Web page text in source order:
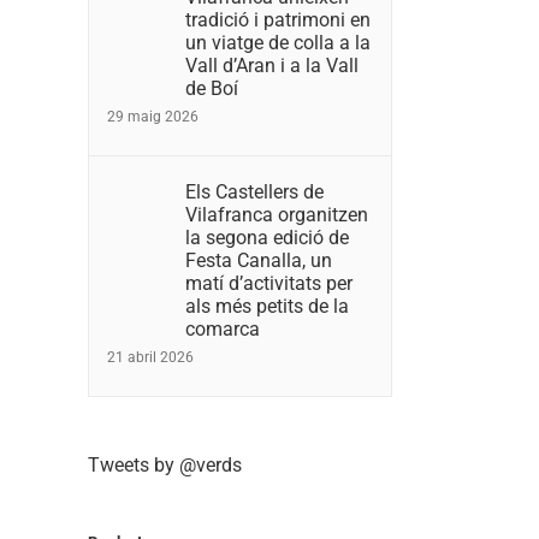
tradició i patrimoni en
un viatge de colla a la
Vall d’Aran i a la Vall
de Boí
29 maig 2026
Els Castellers de
Vilafranca organitzen
la segona edició de
Festa Canalla, un
matí d’activitats per
als més petits de la
comarca
21 abril 2026
Tweets by @verds